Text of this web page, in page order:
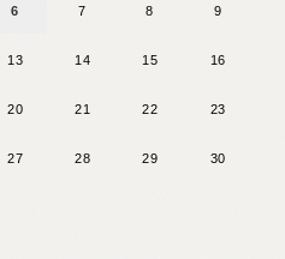
6 7 8 9
13 14 15 16
20 21 22 23
27 28 29 30